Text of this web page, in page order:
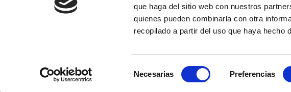
que haga del sitio web con nuestros
quienes pueden combinarla con otra
recopilado a partir del uso que haya hecho
Necesarias Preferencias
La Evolución de la
Escritura: del Barro a los
Ordenadores